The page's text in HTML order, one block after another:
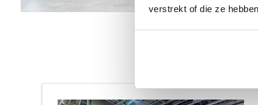
verstrekt of die ze